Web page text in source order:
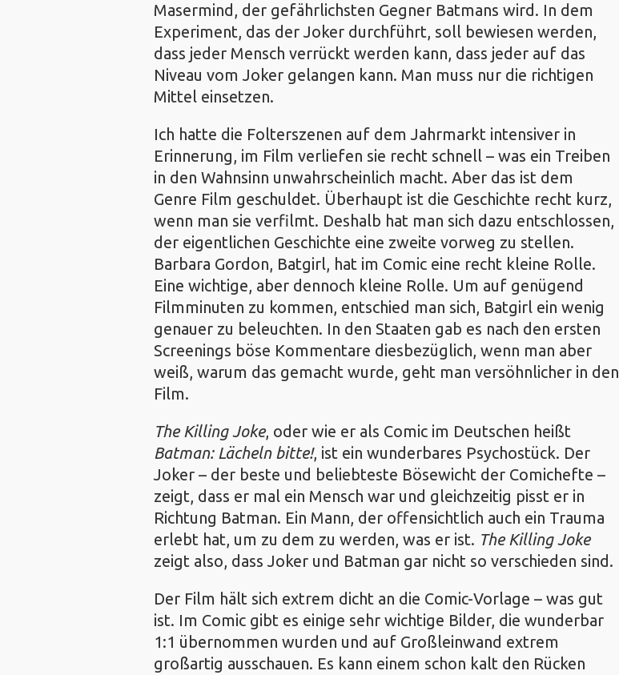
Masermind, der gefährlichsten Gegner Batmans wird. In dem
Experiment, das der Joker durchführt, soll bewiesen werden,
dass jeder Mensch verrückt werden kann, dass jeder auf das
Niveau vom Joker gelangen kann. Man muss nur die richtigen
Mittel einsetzen.
Ich hatte die Folterszenen auf dem Jahrmarkt intensiver in
Erinnerung, im Film verliefen sie recht schnell – was ein Treiben
in den Wahnsinn unwahrscheinlich macht. Aber das ist dem
Genre Film geschuldet. Überhaupt ist die Geschichte recht kurz,
wenn man sie verfilmt. Deshalb hat man sich dazu entschlossen,
der eigentlichen Geschichte eine zweite vorweg zu stellen.
Barbara Gordon, Batgirl, hat im Comic eine recht kleine Rolle.
Eine wichtige, aber dennoch kleine Rolle. Um auf genügend
Filmminuten zu kommen, entschied man sich, Batgirl ein wenig
genauer zu beleuchten. In den Staaten gab es nach den ersten
Screenings böse Kommentare diesbezüglich, wenn man aber
weiß, warum das gemacht wurde, geht man versöhnlicher in den
Film.
The Killing Joke, oder wie er als Comic im Deutschen heißt
Batman: Lächeln bitte!, ist ein wunderbares Psychostück. Der
Joker – der beste und beliebteste Bösewicht der Comichefte –
zeigt, dass er mal ein Mensch war und gleichzeitig pisst er in
Richtung Batman. Ein Mann, der offensichtlich auch ein Trauma
erlebt hat, um zu dem zu werden, was er ist. The Killing Joke
zeigt also, dass Joker und Batman gar nicht so verschieden sind.
Der Film hält sich extrem dicht an die Comic-Vorlage – was gut
ist. Im Comic gibt es einige sehr wichtige Bilder, die wunderbar
1:1 übernommen wurden und auf Großleinwand extrem
großartig ausschauen. Es kann einem schon kalt den Rücken